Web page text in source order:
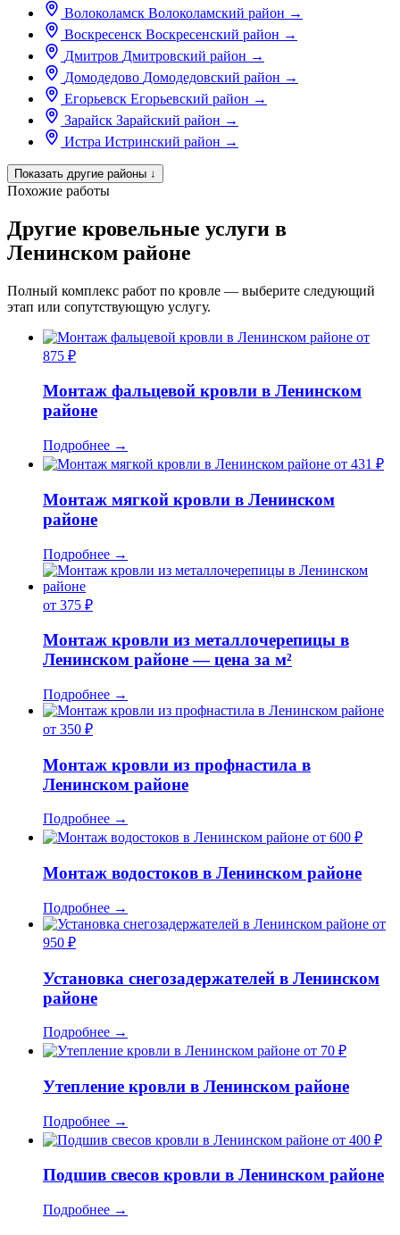
Волоколамск Волоколамский район →
Воскресенск Воскресенский район →
Дмитров Дмитровский район →
Домодедово Домодедовский район →
Егорьевск Егорьевский район →
Зарайск Зарайский район →
Истра Истринский район →
Показать другие районы ↓
Похожие работы
Другие кровельные услуги в
Ленинском районе
Полный комплекс работ по кровле — выберите следующий
этап или сопутствующую услугу.
от
875 ₽
Монтаж фальцевой кровли в Ленинском
районе
Подробнее →
от 431 ₽
Монтаж мягкой кровли в Ленинском
районе
Подробнее →
от 375 ₽
Монтаж кровли из металлочерепицы в
Ленинском районе — цена за м²
Подробнее →
от 350 ₽
Монтаж кровли из профнастила в
Ленинском районе
Подробнее →
от 600 ₽
Монтаж водостоков в Ленинском районе
Подробнее →
от
950 ₽
Установка снегозадержателей в Ленинском
районе
Подробнее →
от 70 ₽
Утепление кровли в Ленинском районе
Подробнее →
от 400 ₽
Подшив свесов кровли в Ленинском районе
Подробнее →